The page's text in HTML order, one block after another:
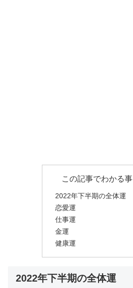
この記事でわかる事
2022年下半期の全体運
恋愛運
仕事運
金運
健康運
2022年下半期の全体運